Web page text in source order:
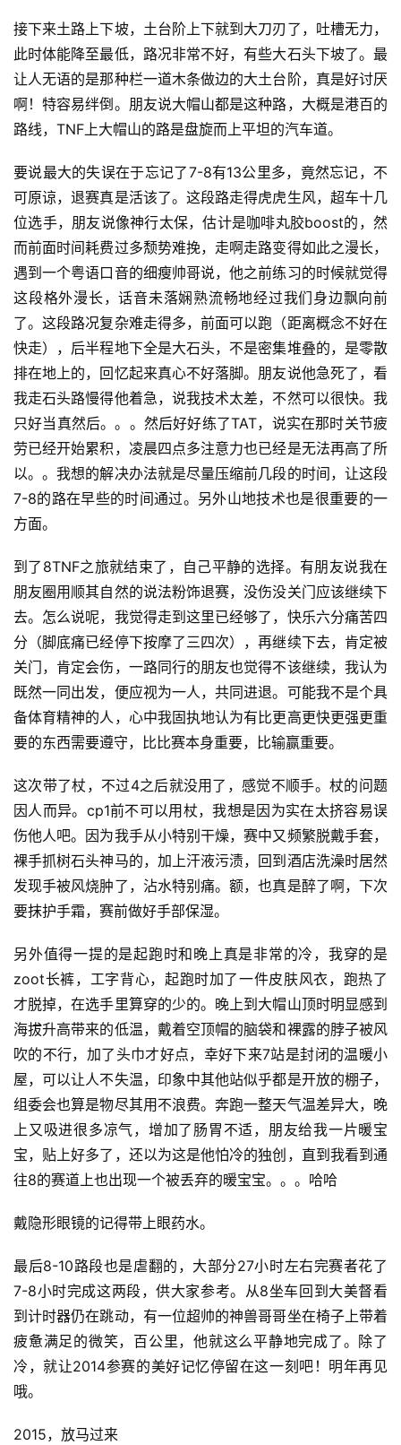
练
视
频
户
精
选
运
动
集
接下来土路上下坡，土台阶上下就到大刀刃了，吐槽无力，
此时体能降至最低，路况非常不好，有些大石头下坡了。最
让人无语的是那种栏一道木条做边的大土台阶，真是好讨厌
啊！特容易绊倒。朋友说大帽山都是这种路，大概是港百的
路线，TNF上大帽山的路是盘旋而上平坦的汽车道。
要说最大的失误在于忘记了7-8有13公里多，竟然忘记，不
可原谅，退赛真是活该了。这段路走得虎虎生风，超车十几
位选手，朋友说像神行太保，估计是咖啡丸胶boost的，然
而前面时间耗费过多颓势难挽，走啊走路变得如此之漫长，
遇到一个粤语口音的细瘦帅哥说，他之前练习的时候就觉得
这段格外漫长，话音未落娴熟流畅地经过我们身边飘向前
了。这段路况复杂难走得多，前面可以跑（距离概念不好在
快走），后半程地下全是大石头，不是密集堆叠的，是零散
排在地上的，回忆起来真心不好落脚。朋友说他急死了，看
我走石头路慢得他着急，说我技术太差，不然可以很快。我
只好当真然后。。。然后好好练了TAT，说实在那时关节疲
劳已经开始累积，凌晨四点多注意力也已经是无法再高了所
以。。我想的解决办法就是尽量压缩前几段的时间，让这段
7-8的路在早些的时间通过。另外山地技术也是很重要的一
方面。
到了8TNF之旅就结束了，自己平静的选择。有朋友说我在
朋友圈用顺其自然的说法粉饰退赛，没伤没关门应该继续下
去。怎么说呢，我觉得走到这里已经够了，快乐六分痛苦四
分（脚底痛已经停下按摩了三四次），再继续下去，肯定被
关门，肯定会伤，一路同行的朋友也觉得不该继续，我认为
既然一同出发，便应视为一人，共同进退。可能我不是个具
备体育精神的人，心中我固执地认为有比更高更快更强更重
要的东西需要遵守，比比赛本身重要，比输赢重要。
这次带了杖，不过4之后就没用了，感觉不顺手。杖的问题
因人而异。cp1前不可以用杖，我想是因为实在太挤容易误
伤他人吧。因为我手从小特别干燥，赛中又频繁脱戴手套，
裸手抓树石头神马的，加上汗液污渍，回到酒店洗澡时居然
发现手被风烧肿了，沾水特别痛。额，也真是醉了啊，下次
要抹护手霜，赛前做好手部保湿。
另外值得一提的是起跑时和晚上真是非常的冷，我穿的是
zoot长裤，工字背心，起跑时加了一件皮肤风衣，跑热了
才脱掉，在选手里算穿的少的。晚上到大帽山顶时明显感到
海拔升高带来的低温，戴着空顶帽的脑袋和裸露的脖子被风
吹的不行，加了头巾才好点，幸好下来7站是封闭的温暖小
屋，可以让人不失温，印象中其他站似乎都是开放的棚子，
组委会也算是物尽其用不浪费。奔跑一整天气温差异大，晚
上又吸进很多凉气，增加了肠胃不适，朋友给我一片暖宝
宝，贴上好多了，还以为这是他怕冷的独创，直到我看到通
往8的赛道上也出现一个被丢弃的暖宝宝。。。哈哈
戴隐形眼镜的记得带上眼药水。
最后8-10路段也是虐翻的，大部分27小时左右完赛者花了
7-8小时完成这两段，供大家参考。从8坐车回到大美督看
到计时器仍在跳动，有一位超帅的神兽哥哥坐在椅子上带着
疲惫满足的微笑，百公里，他就这么平静地完成了。除了
冷，就让2014参赛的美好记忆停留在这一刻吧！明年再见
哦。
2015，放马过来